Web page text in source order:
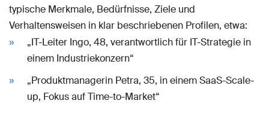
typische Merkmale, Bedürfnisse, Ziele und
Verhaltensweisen in klar beschriebenen Profilen, etwa:
„IT-Leiter Ingo, 48, verantwortlich für IT-Strategie in
einem Industriekonzern“
„Produktmanagerin Petra, 35, in einem SaaS-Scale-
up, Fokus auf Time-to-Market“